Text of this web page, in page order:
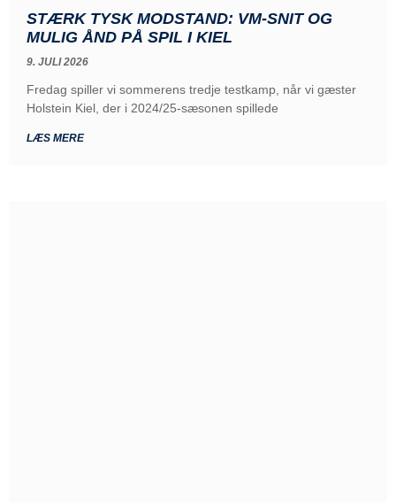
STÆRK TYSK MODSTAND: VM-SNIT OG
MULIG ÅND PÅ SPIL I KIEL
9. JULI 2026
Fredag spiller vi sommerens tredje testkamp, når vi gæster
Holstein Kiel, der i 2024/25-sæsonen spillede
LÆS MERE